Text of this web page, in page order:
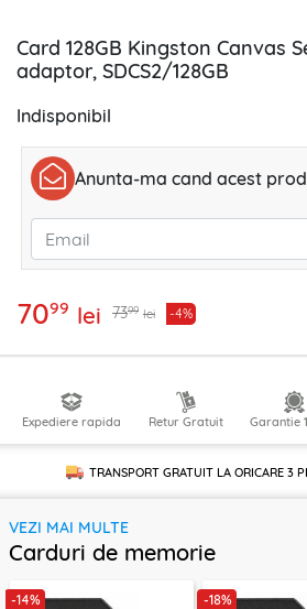
Card 128GB Kingston Canvas
adaptor, SDCS2/128GB
Indisponibil
Anunta-ma cand acest
7099 lei 7399 lei -4%
Expediere rapida Retur Gratuit Garantie
TRANSPORT GRATUIT LA ORICARE 3
VEZI MAI MULTE
Carduri de memorie
-14% -18%